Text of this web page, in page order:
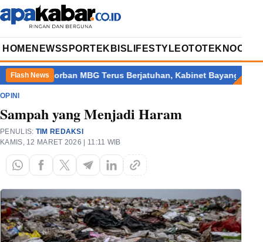
HOME NEWSSPORT EKBIS LIFESTYLEOTOTEKNOOPINI
Flash News
MBG Terus Berjatuhan, Kabinet Bayangan Beri Catatan
OPINI
Sampah yang Menjadi Haram
PENULIS: TIM REDAKSI
KAMIS, 12 MARET 2026 | 11:11 WIB